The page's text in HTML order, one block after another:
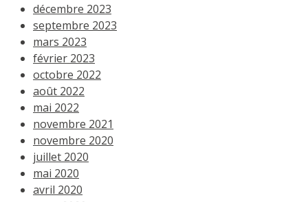
décembre 2023
septembre 2023
mars 2023
février 2023
octobre 2022
août 2022
mai 2022
novembre 2021
novembre 2020
juillet 2020
mai 2020
avril 2020